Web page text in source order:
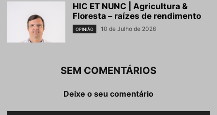
HIC ET NUNC | Agricultura &
Floresta – raízes de rendimento
OPINIÃO 10 de Julho de 2026
SEM COMENTÁRIOS
Deixe o seu comentário